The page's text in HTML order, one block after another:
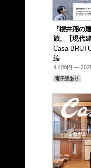
『櫻井翔の
旅。【現代
Casa
編
4,400円 —
電子版あり